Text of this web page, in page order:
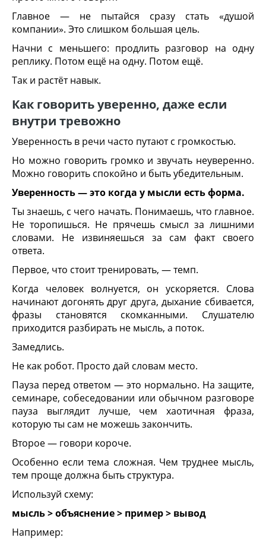
Главное — не пытайся сразу стать «душой
компании». Это слишком большая цель.
Начни с меньшего: продлить разговор на одну
реплику. Потом ещё на одну. Потом ещё.
Так и растёт навык.
Как говорить уверенно, даже если
внутри тревожно
Уверенность в речи часто путают с громкостью.
Но можно говорить громко и звучать неуверенно.
Можно говорить спокойно и быть убедительным.
Уверенность — это когда у мысли есть форма.
Ты знаешь, с чего начать. Понимаешь, что главное.
Не торопишься. Не прячешь смысл за лишними
словами. Не извиняешься за сам факт своего
ответа.
Первое, что стоит тренировать, — темп.
Когда человек волнуется, он ускоряется. Слова
начинают догонять друг друга, дыхание сбивается,
фразы становятся скомканными. Слушателю
приходится разбирать не мысль, а поток.
Замедлись.
Не как робот. Просто дай словам место.
Пауза перед ответом — это нормально. На защите,
семинаре, собеседовании или обычном разговоре
пауза выглядит лучше, чем хаотичная фраза,
которую ты сам не можешь закончить.
Второе — говори короче.
Особенно если тема сложная. Чем труднее мысль,
тем проще должна быть структура.
Используй схему:
мысль > объяснение > пример > вывод
Например: